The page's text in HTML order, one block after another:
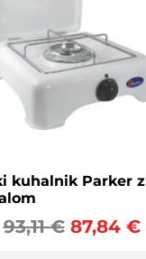
kuhalnik Parker z
93,11€ 87,84€